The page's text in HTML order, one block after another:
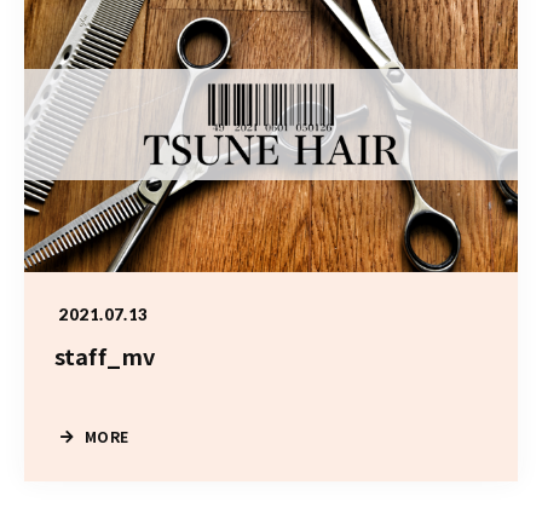
2021.07.13
staff_mv
MORE
MENU
ACCESS
03-6421-2751
10:00〜19:00 （最終受付はメニューにより異なります）
火曜日定休/予約制